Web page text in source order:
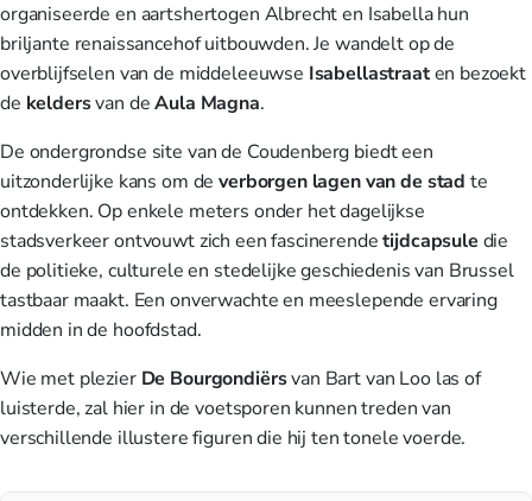
organiseerde en aartshertogen Albrecht en Isabella hun
briljante renaissancehof uitbouwden. Je wandelt op de
overblijfselen van de middeleeuwse Isabellastraaten bezoekt
de keldersvan deAula Magna.
De ondergrondse site van de Coudenberg biedt een
uitzonderlijke kans om deverborgen lagen van de stad te
ontdekken. Op enkele meters onder het dagelijkse
stadsverkeer ontvouwt zich een fascinerendetijdcapsule die
de politieke, culturele en stedelijke geschiedenis van Brussel
tastbaar maakt. Een onverwachte en meeslepende ervaring
midden in de hoofdstad.
Wie met plezier De Bourgondiërsvan Bart van Loo las of
luisterde, zal hier in de voetsporen kunnen treden van
verschillende illustere figuren die hij ten tonele voerde.